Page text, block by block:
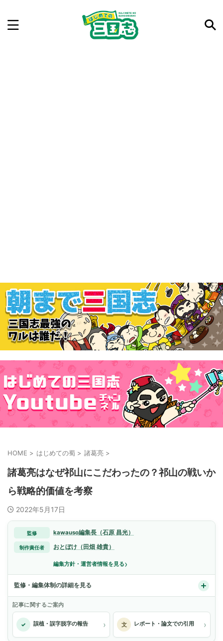
HOME > はじめての蜀 > 諸葛亮 >
諸葛亮はなぜ祁山にこだわったの？祁山の戦いか
ら戦略的価値を考察
2022年5月17日
監修 kawauso編集長（石原 昌光）
制作責任者 おとぼけ（田畑 雄貴）
編集方針・運営者情報を見る›
監修・編集体制の詳細を見る
記事に関するご案内
✓ 誤植・誤字脱字の報告 › 文 レポート・論文での引用 ›